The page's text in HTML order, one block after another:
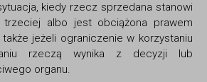
kiedy rzecz sprzedana stanowi
trzeciej albo jest obciążona prawem
jeżeli ograniczenie w korzystaniu
rzeczą wynika z decyzji lub
organu.